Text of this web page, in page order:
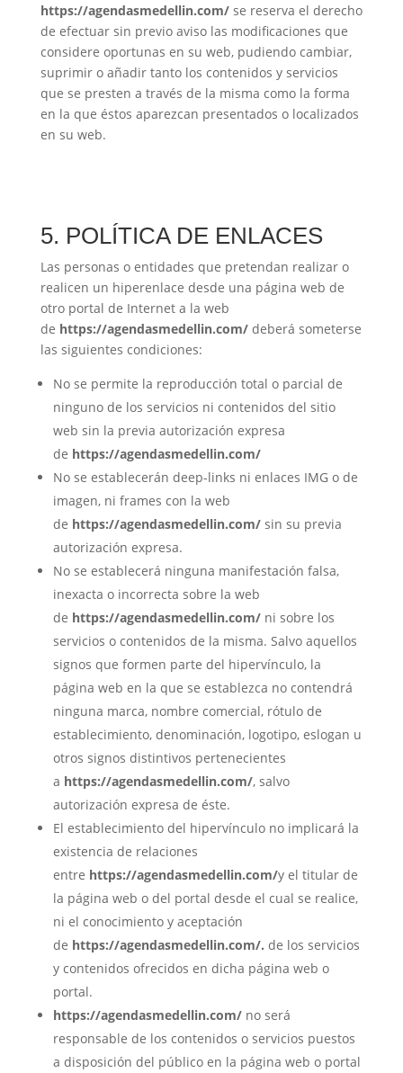
https://agendasmedellin.com/se reserva el derecho
de efectuar sin previo aviso las modificaciones que
considere oportunas en su web, pudiendo cambiar,
suprimir o añadir tanto los contenidos y servicios
que se presten a través de la misma como la forma
en la que éstos aparezcan presentados o localizados
en su web.
5. POLÍTICA DE ENLACES
Las personas o entidades que pretendan realizar o
realicen un hiperenlace desde una página web de
otro portal de Internet a la web
de https://agendasmedellin.com/deberá someterse
las siguientes condiciones:
No se permite la reproducción total o parcial de
ninguno de los servicios ni contenidos del sitio
web sin la previa autorización expresa
de https://agendasmedellin.com/
No se establecerán deep-links ni enlaces IMG o de
imagen, ni frames con la web
de https://agendasmedellin.com/sin su previa
autorización expresa.
No se establecerá ninguna manifestación falsa,
inexacta o incorrecta sobre la web
de https://agendasmedellin.com/ni sobre los
servicios o contenidos de la misma. Salvo aquellos
signos que formen parte del hipervínculo, la
página web en la que se establezca no contendrá
ninguna marca, nombre comercial, rótulo de
establecimiento, denominación, logotipo, eslogan u
otros signos distintivos pertenecientes
a https://agendasmedellin.com/, salvo
autorización expresa de éste.
El establecimiento del hipervínculo no implicará la
existencia de relaciones
entre https://agendasmedellin.com/y el titular de
la página web o del portal desde el cual se realice,
ni el conocimiento y aceptación
de https://agendasmedellin.com/. de los servicios
y contenidos ofrecidos en dicha página web o
portal.
https://agendasmedellin.com/ no será
responsable de los contenidos o servicios puestos
a disposición del público en la página web o portal